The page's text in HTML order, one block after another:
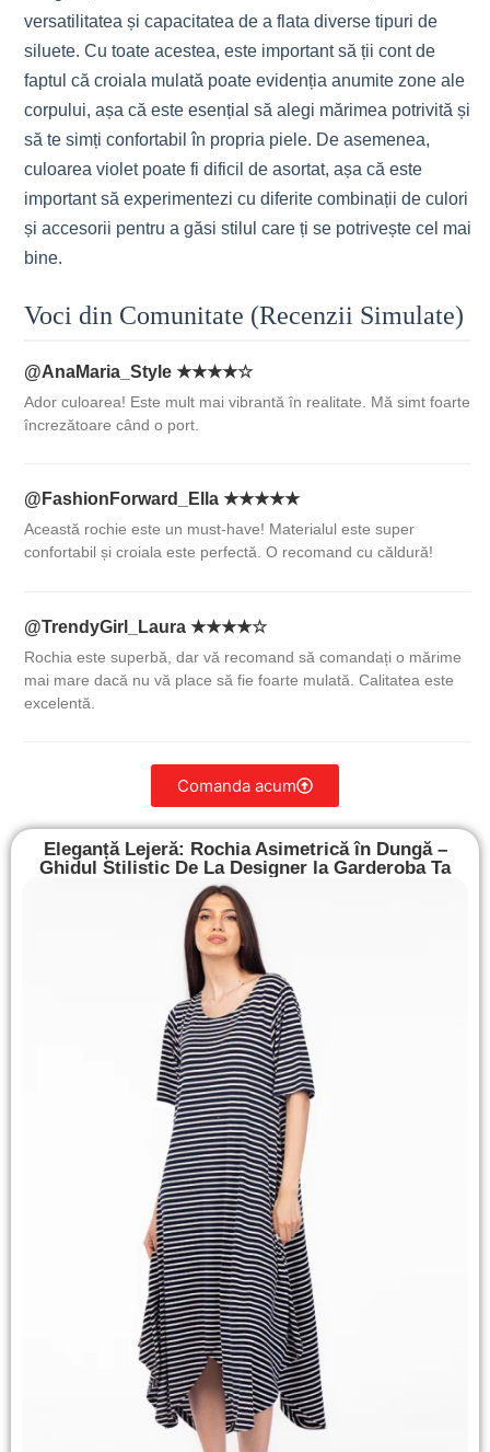
versatilitatea și capacitatea de a flata diverse tipuri de
siluete. Cu toate acestea, este important să ții cont de
faptul că croiala mulată poate evidenția anumite zone ale
corpului, așa că este esențial să alegi mărimea potrivită și
să te simți confortabil în propria piele. De asemenea,
culoarea violet poate fi dificil de asortat, așa că este
important să experimentezi cu diferite combinații de culori
și accesorii pentru a găsi stilul care ți se potrivește cel mai
bine.
Voci din Comunitate (Recenzii Simulate)
@AnaMaria_Style ★★★★☆
Ador culoarea! Este mult mai vibrantă în realitate. Mă simt foarte
încrezătoare când o port.
@FashionForward_Ella ★★★★★
Această rochie este un must-have! Materialul este super
confortabil și croiala este perfectă. O recomand cu căldură!
@TrendyGirl_Laura ★★★★☆
Rochia este superbă, dar vă recomand să comandați o mărime
mai mare dacă nu vă place să fie foarte mulată. Calitatea este
excelentă.
Comanda acum
Eleganță Lejeră: Rochia Asimetrică în Dungă –
Ghidul Stilistic De La Designer la Garderoba Ta